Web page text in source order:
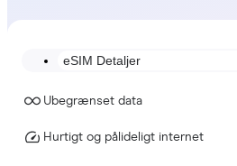
eSIM Detaljer
Ubegrænset data
Hurtigt og pålideligt internet